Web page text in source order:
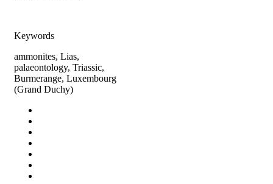
Keywords
ammonites, Lias,
palaeontology, Triassic,
Burmerange, Luxembourg
(Grand Duchy)